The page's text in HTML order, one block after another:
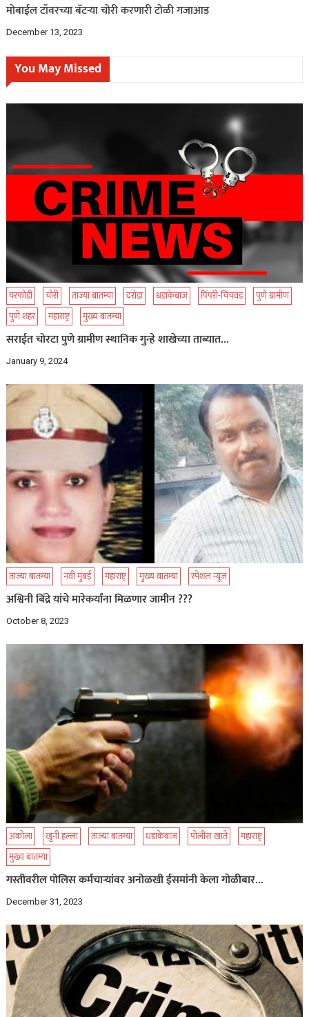
मोबाईल टॉवरच्या बॅटऱ्या चोरी करणारी टोळी गजाआड
December 13, 2023
You May Missed
घरफोडी चोरी ताज्या बातम्या दरोडा धडाकेबाज पिंपरी-चिंचवड
पुणे ग्रामीण
पुणे शहर
महाराष्ट्र मुख्य बातम्या
सराईत चोरटा पुणे ग्रामीण स्थानिक गुन्हे शाखेच्या ताब्यात…
January 9, 2024
ताज्या बातम्या नवी मुंबई महाराष्ट्र मुख्य बातम्या स्पेशल न्यूज
अश्विनी बिंद्रे यांचे मारेकर्यांना मिळणार जामीन ???
October 8, 2023
अकोला खुनी हल्ला ताज्या बातम्या धडाकेबाज पोलीस खाते
महाराष्ट्र
मुख्य बातम्या
गस्तीवरील पोलिस कर्मचाऱ्यांवर अनोळखी ईसमांनी केला गोळीबार…
December 31, 2023